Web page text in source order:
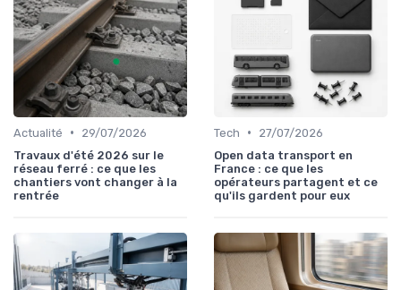
Actualité •
29/07/2026
Travaux d'été 2026 sur le
réseau ferré : ce que les
chantiers vont changer à la
rentrée
Tech •
27/07/2026
Open data transport en
France : ce que les
opérateurs partagent et ce
qu'ils gardent pour eux